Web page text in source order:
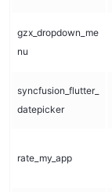
gzx_dropdown_me
nu
syncfusion_flutter_
datepicker
rate_my_app